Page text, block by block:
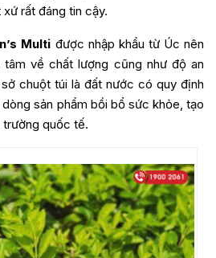
rất đáng tin cậy.
Multi được nhập khẩu từ Úc nên
về chất lượng cũng như độ an
chuột túi là đất nước có quy định
sản phẩm bồi bổ sức khỏe, tạo
quốc tế.